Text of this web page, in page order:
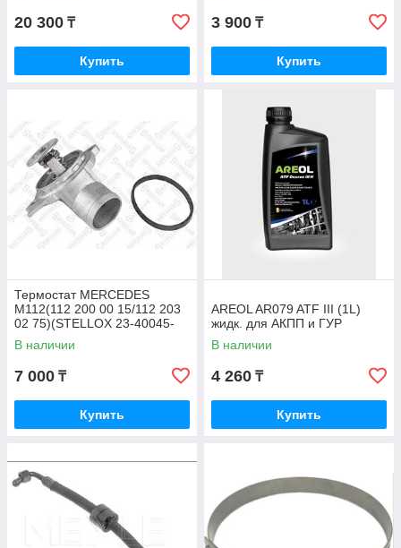
20 300 ₸
Купить
3 900 ₸
Купить
Термостат MERCEDES
M112(112 200 00 15/112 203
02 75)(STELLOX 23-40045-
SX)
В наличии
7 000 ₸
Купить
AREOL AR079 ATF III (1L)
жидк. для АКПП и ГУР
В наличии
4 260 ₸
Купить